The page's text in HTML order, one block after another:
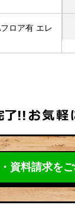
ロア有 エレ
資料請求を